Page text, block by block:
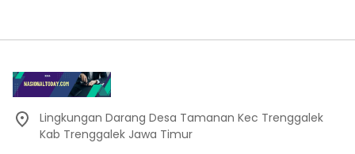
Lingkungan Darang Desa Tamanan Kec Trenggalek
Kab Trenggalek Jawa Timur